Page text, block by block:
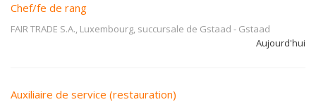
Chef/fe de rang
FAIR TRADE S.A., Luxembourg, succursale de Gstaad - Gstaad
Aujourd'hui
Auxiliaire de service (restauration)